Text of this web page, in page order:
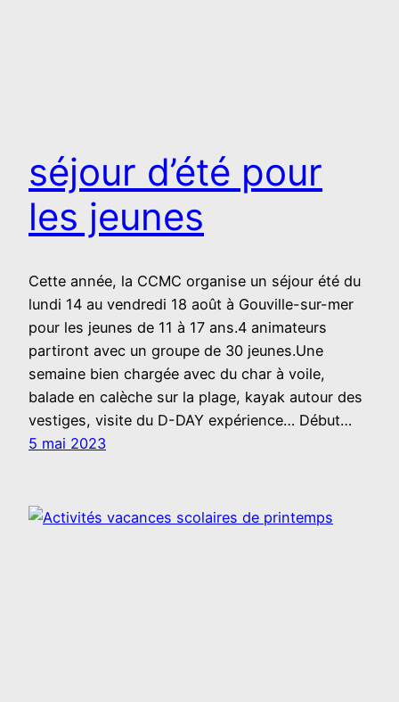
séjour d’été pour
les jeunes
Cette année, la CCMC organise un séjour été du
lundi 14 au vendredi 18 août à Gouville-sur-mer
pour les jeunes de 11 à 17 ans.4 animateurs
partiront avec un groupe de 30 jeunes.Une
semaine bien chargée avec du char à voile,
balade en calèche sur la plage, kayak autour des
vestiges, visite du D-DAY expérience… Début…
5 mai 2023